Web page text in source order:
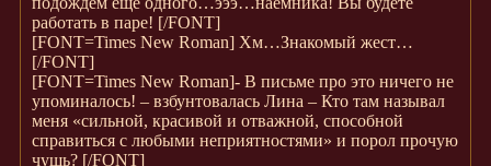
работать в паре! [/FONT]
[FONT=Times New Roman] Хм…Знакомый жест…
[/FONT]
[FONT=Times New Roman]- В письме про это ничего не
упоминалось! – взбунтовалась Лина – Кто там называл
меня «сильной, красивой и отважной, способной
справиться с любыми неприятностями» и порол прочую
чушь? [/FONT]